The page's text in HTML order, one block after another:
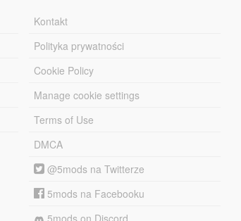
Kontakt
Polityka prywatności
Cookie Policy
Manage cookie settings
Terms of Use
DMCA
@5mods na Twitterze
5mods na Facebooku
5mods on Discord